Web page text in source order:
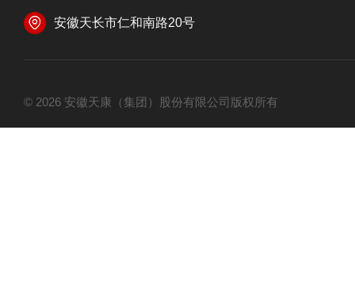
安徽天长市仁和南路20号
© 2026 安徽天康（集团）股份有限公司版权所有